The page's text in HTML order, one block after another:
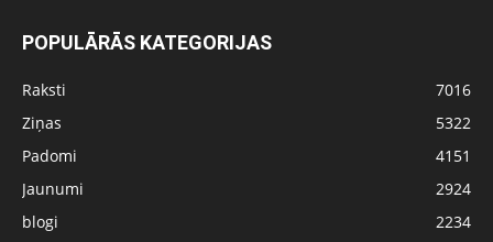
POPULĀRĀS KATEGORIJAS
Raksti
7016
Ziņas
5322
Padomi
4151
Jaunumi
2924
blogi
2234